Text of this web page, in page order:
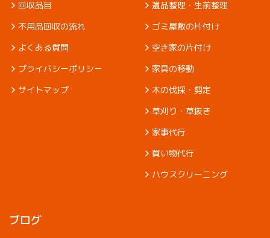
回収品目
不用品回収の流れ
よくある質問
プライバシーポリシー
サイトマップ
遺品整理・生前整理
ゴミ屋敷の片付け
空き家の片付け
家具の移動
木の伐採・剪定
草刈り・草抜き
家事代行
買い物代行
ハウスクリーニング
ブログ